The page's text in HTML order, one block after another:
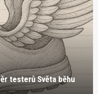
testerů Světa běhu